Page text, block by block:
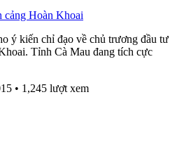
cảng Hoàn Khoai
ý kiến chỉ đạo về chủ trương đầu tư
Tỉnh Cà Mau đang tích cực
• 1,245 lượt xem